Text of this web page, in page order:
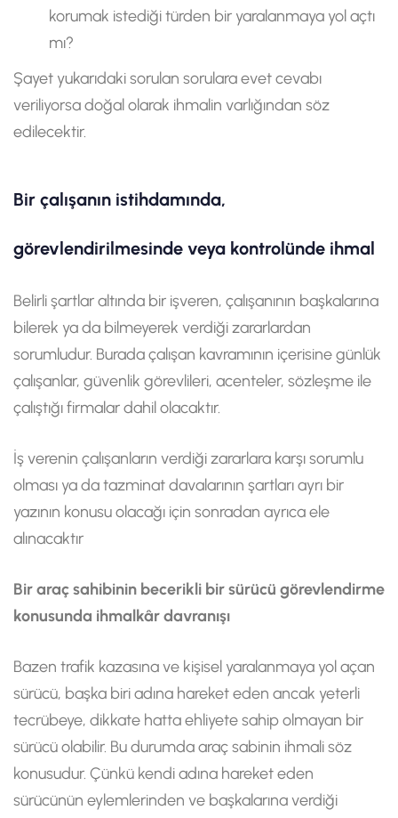
korumak istediği türden bir yaralanmaya yol açtı
mı?
Şayet yukarıdaki sorulan sorulara evet cevabı
veriliyorsa doğal olarak ihmalin varlığından söz
edilecektir.
Bir çalışanın istihdamında,
görevlendirilmesinde veya kontrolünde ihmal
Belirli şartlar altında bir işveren, çalışanının başkalarına
bilerek ya da bilmeyerek verdiği zararlardan
sorumludur. Burada çalışan kavramının içerisine günlük
çalışanlar, güvenlik görevlileri, acenteler, sözleşme ile
çalıştığı firmalar dahil olacaktır.
İş verenin çalışanların verdiği zararlara karşı sorumlu
olması ya da tazminat davalarının şartları ayrı bir
yazının konusu olacağı için sonradan ayrıca ele
alınacaktır
Bir araç sahibinin becerikli bir sürücü görevlendirme
konusunda ihmalkâr davranışı
Bazen trafik kazasına ve kişisel yaralanmaya yol açan
sürücü, başka biri adına hareket eden ancak yeterli
tecrübeye, dikkate hatta ehliyete sahip olmayan bir
sürücü olabilir. Bu durumda araç sabinin ihmali söz
konusudur. Çünkü kendi adına hareket eden
sürücünün eylemlerinden ve başkalarına verdiği